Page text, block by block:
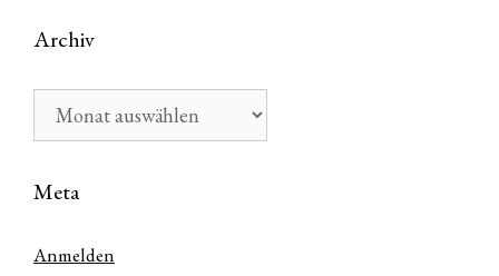
Archiv
Meta
Anmelden